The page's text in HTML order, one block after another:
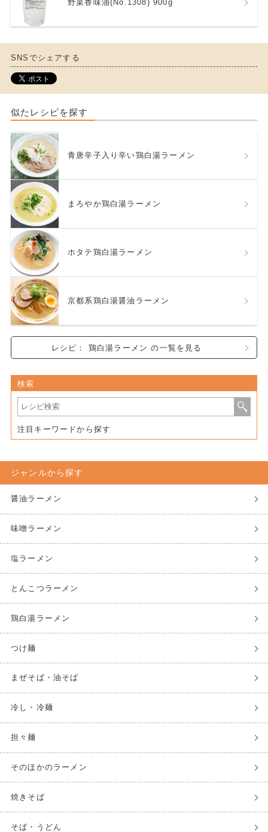
野菜香味油(No.1308) 900g
SNSでシェアする
似たレシピを探す
青唐辛子入り辛い鶏白湯ラーメン
まろやか鶏白湯ラーメン
ホタテ鶏白湯ラーメン
京都系鶏白湯醤油ラーメン
レシピ： 鶏白湯ラーメン の一覧を見る
検索
注目キーワードから探す
ジャンルから探す
醤油ラーメン
味噌ラーメン
塩ラーメン
とんこつラーメン
鶏白湯ラーメン
つけ麺
まぜそば・油そば
冷し・冷麺
担々麺
そのほかのラーメン
焼きそば
そば・うどん